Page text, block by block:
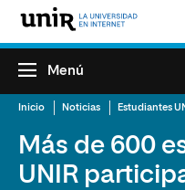
Menú
Inicio Noticias Estudiantes
Más de 600
UNIR